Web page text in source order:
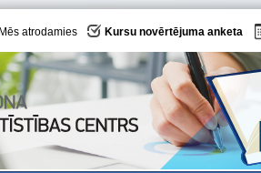
Mēs atrodamies Kursu novērtējuma anketa